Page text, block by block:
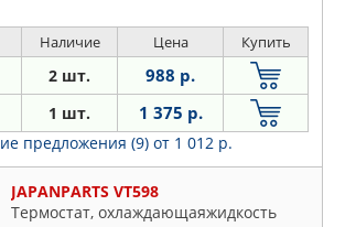
94-00, ESPERO 91-99, LEMANS 90-95,
Наличие Цена Купить
2 шт. 988 р.
1 шт. 1 375 р.
предложения (9) от 1 012 р.
JAPANPARTS VT598
Термостат, охлаждающаяжидкость